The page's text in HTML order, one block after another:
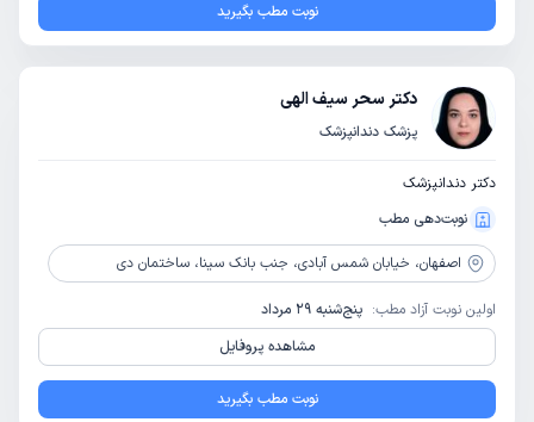
نوبت مطب بگیرید
دکتر سحر سیف الهی
پزشک دندانپزشک
دکتر دندانپزشک
نوبت‌دهی مطب
اصفهان، خیابان شمس آبادی، جنب بانک سینا، ساختمان دی
اولین نوبت آزاد مطب: پنج‌شنبه 29 مرداد
مشاهده پروفایل
نوبت مطب بگیرید